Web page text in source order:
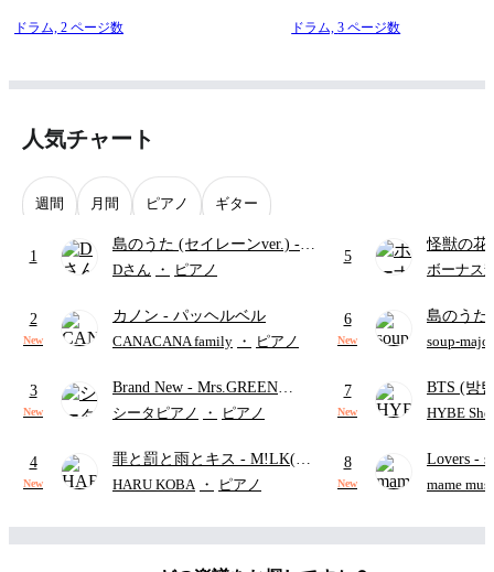
ドラム, 2 ページ数 ドラム,3 ページ数
人気チャート
週間 月間 ピアノ ギター
1
島のうた (セイレーンver.) -
セイレーン(CV.鈴木みのり)
ード・ペダル付き/『映画ちい
かわ 人魚の島のひみつ』よ
Dさん ・ ピアノ
2
New
カノン - パッヘルベル
CANACANA family ・ ピアノ
3
New
Brand New - Mrs.GREEN
APPLE
シータピアノ ・ ピアノ
4
New
罪と罰と雨とキス - M!LK(佐
野勇斗&吉田仁人)
HARU KOBA ・ ピアノ
5
怪獣の
ードパー
ボーナス
6
New
島のうた
映画ちい
soup-majo
7
New
BTS (방
HYBE
8
New
Lovers -
ト)
mame